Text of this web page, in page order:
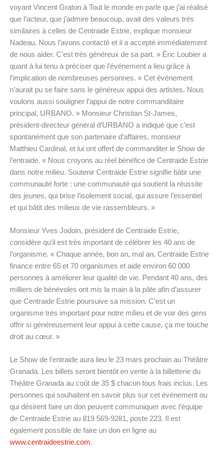
voyant Vincent Graton à Tout le monde en parle que j’ai réalisé
que l’acteur, que j’admire beaucoup, avait des valeurs très
similaires à celles de Centraide Estrie, explique monsieur
Nadeau. Nous l’avons contacté et il a accepté immédiatement
de nous aider. C’est très généreux de sa part. » Éric Loubier a
quant à lui tenu à préciser que l’événement a lieu grâce à
l’implication de nombreuses personnes. « Cet événement
n’aurait pu se faire sans le généreux appui des artistes. Nous
voulons aussi souligner l’appui de notre commanditaire
principal, URBANO. » Monsieur Christian St-James,
président-directeur général d’URBANO a indiqué que c’est
spontanément que son partenaire d’affaires, monsieur
Matthieu Cardinal, et lui ont offert de commanditer le Show de
l’entraide. « Nous croyons au réel bénéfice de Centraide Estrie
dans notre milieu. Soutenir Centraide Estrie signifie bâtir une
communauté forte : une communauté qui soutient la réussite
des jeunes, qui brise l’isolement social, qui assure l’essentiel
et qui bâtit des milieux de vie rassembleurs. »
Monsieur Yves Jodoin, président de Centraide Estrie,
considère qu’il est très important de célébrer les 40 ans de
l’organisme. « Chaque année, bon an, mal an, Centraide Estrie
finance entre 65 et 70 organismes et aide environ 60 000
personnes à améliorer leur qualité de vie. Pendant 40 ans, des
milliers de bénévoles ont mis la main à la pâte afin d’assurer
que Centraide Estrie poursuive sa mission. C’est un
organisme très important pour notre milieu et de voir des gens
offrir si généreusement leur appui à cette cause, ça me touche
droit au cœur. »
Le Show de l’entraide aura lieu le 23 mars prochain au Théâtre
Granada. Les billets seront bientôt en vente à la billetterie du
Théâtre Granada au coût de 35 $ chacun tous frais inclus. Les
personnes qui souhaitent en savoir plus sur cet événement ou
qui désirent faire un don peuvent communiquer avec l’équipe
de Centraide Estrie au 819 569-9281, poste 223. Il est
également possible de faire un don en ligne au
www.centraideestrie.com.